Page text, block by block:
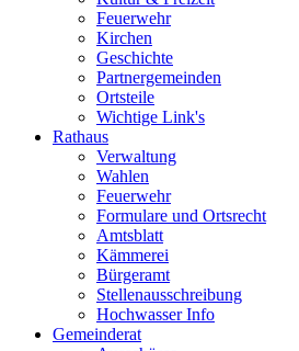
Feuerwehr
Kirchen
Geschichte
Partnergemeinden
Ortsteile
Wichtige Link's
Rathaus
Verwaltung
Wahlen
Feuerwehr
Formulare und Ortsrecht
Amtsblatt
Kämmerei
Bürgeramt
Stellenausschreibung
Hochwasser Info
Gemeinderat